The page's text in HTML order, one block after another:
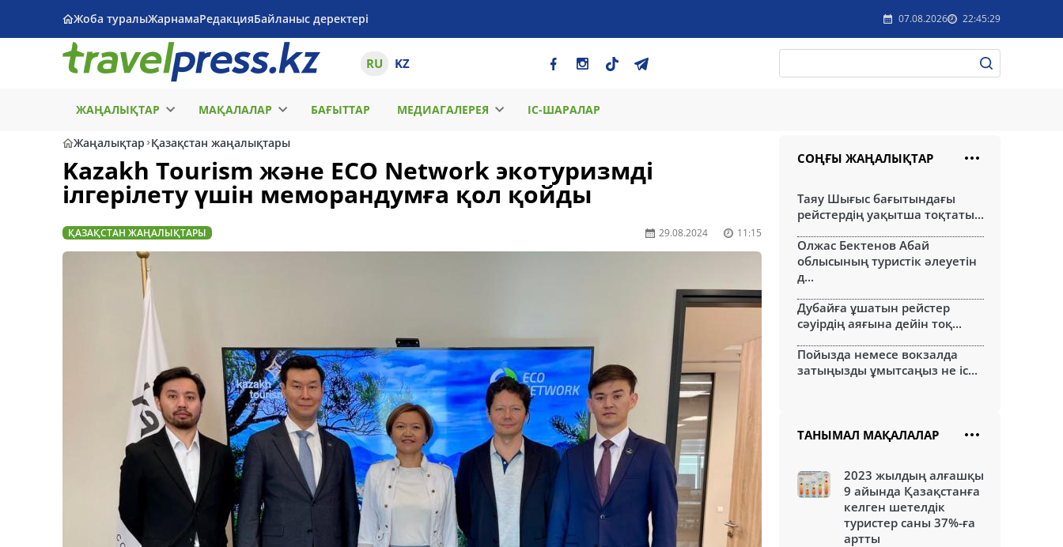
Жоба туралыЖарнамаРедакцияБайланыс деректері 07.08.2026 22:45:29
RU KZ
ЖАҢАЛЫҚТАР МАҚАЛАЛАР БАҒЫТТАР МЕДИАГАЛЕРЕЯ ІС-ШАРАЛАР
Жаңалықтар Қазақстан жаңалықтары
Kazakh Tourism және ECO Network экотуризмді
ілгерілету үшін меморандумға қол қойды
ҚАЗАҚСТАН ЖАҢАЛЫҚТАРЫ 29.08.2024 11:15
СОҢҒЫ ЖАҢАЛЫҚТАР
Таяу Шығыс бағытындағы
рейстердің уақытша тоқтаты...
Олжас Бектенов Абай
облысының туристік әлеуетін
д...
Дубайға ұшатын рейстер
сәуірдің аяғына дейін тоқ...
Пойызда немесе вокзалда
затыңызды ұмытсаңыз не іс...
ТАНЫМАЛ МАҚАЛАЛАР
2023 жылдың алғашқы
9 айында Қазақстанға
келген шетелдік
туристер саны 37%-ға
артты